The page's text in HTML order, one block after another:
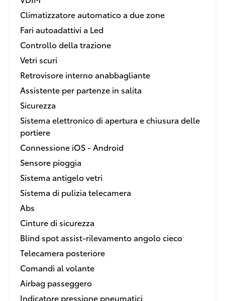
Climatizzatore automatico a due zone
Fari autoadattivi a Led
Controllo della trazione
Vetri scuri
Retrovisore interno anabbagliante
Assistente per partenze in salita
Sicurezza
Sistema elettronico di apertura e chiusura delle
portiere
Connessione iOS - Android
Sensore pioggia
Sistema antigelo vetri
Sistema di pulizia telecamera
Abs
Cinture di sicurezza
Blind spot assist-rilevamento angolo cieco
Telecamera posteriore
Comandi al volante
Airbag passeggero
Indicatore pressione pneumatici